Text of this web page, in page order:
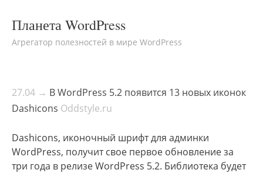
Планета WordPress
Агрегатор полезностей в мире WordPress
27.04 → В WordPress 5.2 появится 13 новых иконок
Dashicons Oddstyle.ru
Dashicons, иконочный шрифт для админки
WordPress, получит свое первое обновление за
три года в релизе WordPress 5.2. Библиотека будет